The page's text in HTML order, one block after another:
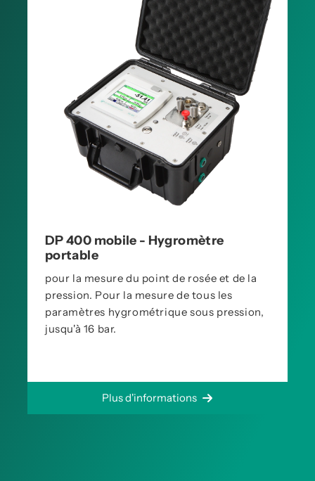
DP 400 mobile - Hygromètre
portable
pour la mesure du point de rosée et de la
pression. Pour la mesure de tous les
paramètres hygrométrique sous pression,
jusqu'à 16 bar.
Plus d'informations